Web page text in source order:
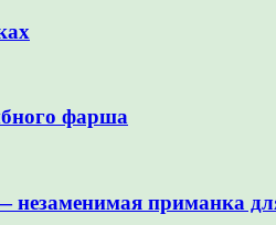
фарша
незаменимая приманка